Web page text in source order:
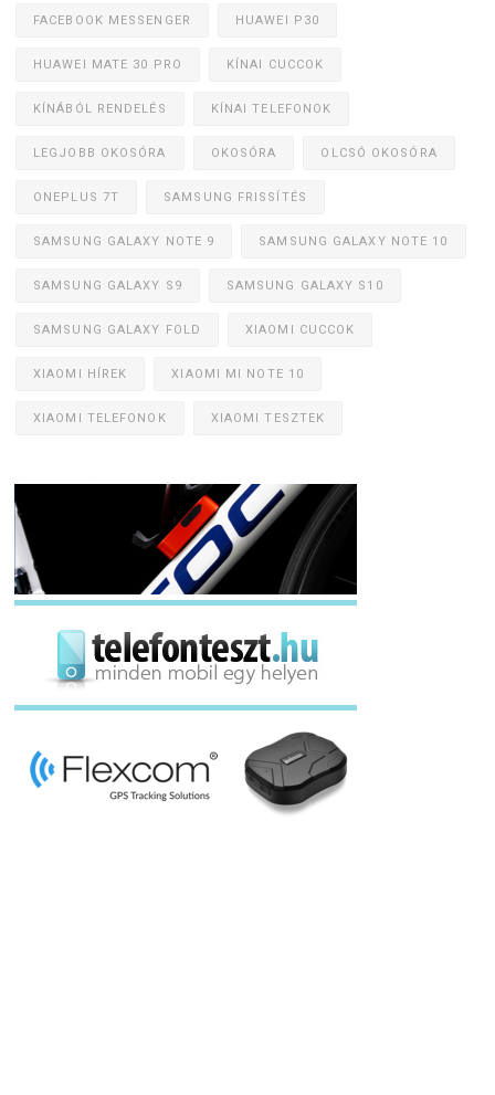
FACEBOOK MESSENGER HUAWEI P30
HUAWEI MATE 30 PRO KÍNAI CUCCOK
KÍNÁBÓL RENDELÉS KÍNAI TELEFONOK
LEGJOBB OKOSÓRA OKOSÓRA OLCSÓ OKOSÓRA
ONEPLUS 7T SAMSUNG FRISSÍTÉS
SAMSUNG GALAXY NOTE 9 SAMSUNG GALAXY NOTE 10
SAMSUNG GALAXY S9 SAMSUNG GALAXY S10
SAMSUNG GALAXY FOLD XIAOMI CUCCOK
XIAOMI HÍREK XIAOMI MI NOTE 10
XIAOMI TELEFONOK XIAOMI TESZTEK